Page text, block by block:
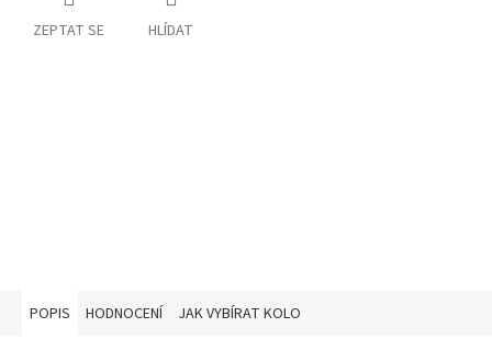
ZEPTAT SE HLÍDAT
POPIS HODNOCENÍ JAK VYBÍRAT KOLO